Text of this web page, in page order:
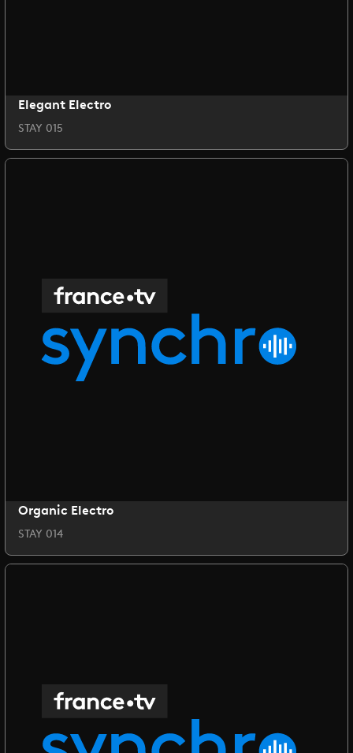
Elegant Electro
STAY 015
Organic Electro
STAY 014